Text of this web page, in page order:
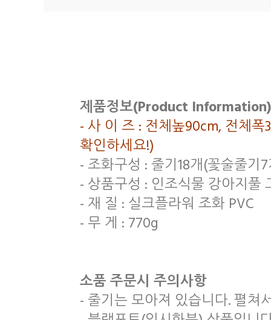
제품정보(Product Information)
- 사 이 즈 : 전체높90cm, 전체
확인하세요!)
- 조화구성 : 줄기18개(꽃술줄기
- 상품구성 : 인조식물 강아지풀
- 재 질 : 실크플라워 조화 PVC
- 무 게 : 770g
소품 주문시 주의사항
- 줄기는 모아져 있습니다. 펼쳐